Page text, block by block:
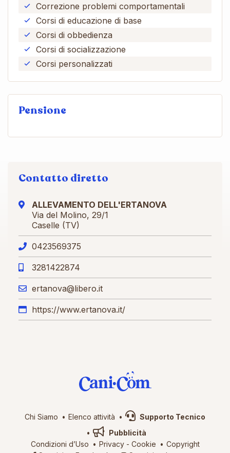
Correzione problemi comportamentali
Corsi di educazione di base
Corsi di obbedienza
Corsi di socializzazione
Corsi personalizzati
Pensione
Contatto diretto
ALLEVAMENTO DELL'ERTANOVA
Via del Molino, 29/1
Caselle (TV)
0423569375
3281422874
ertanova@libero.it
https://www.ertanova.it/
Chi Siamo Elenco attività
Supporto Tecnico
Pubblicità
Condizioni d’Uso
Privacy- Cookie
Copyright